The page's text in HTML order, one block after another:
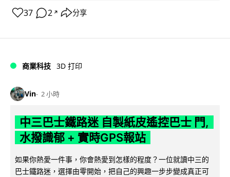
37 2 ↗ 分享
商業科技 3D 打印
Vin 2 小時
中三巴士鐵路迷 自製紙皮遙控巴士 門,
水撥識郁 + 實時GPS報站
如果你熱愛一件事，你會熱愛到怎樣的程度？一位就讀中三的
巴士鐵路迷，選擇由零開始，把自己的興趣一步步變成真正可